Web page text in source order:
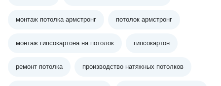
монтаж потолка армстронг потолок армстронг
монтаж гипсокартона на потолок гипсокартон
ремонт потолка производство натяжных потолков